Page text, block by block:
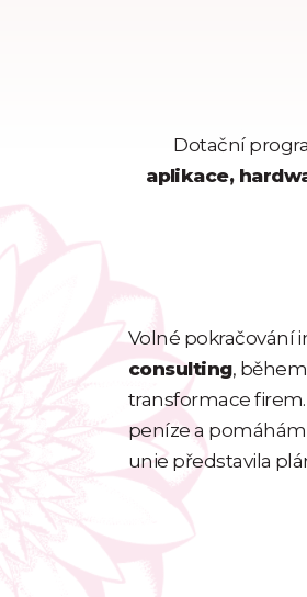
Dotační
aplikace,
Volné pokračování
consulting,
transformace
peníze a
unie představila